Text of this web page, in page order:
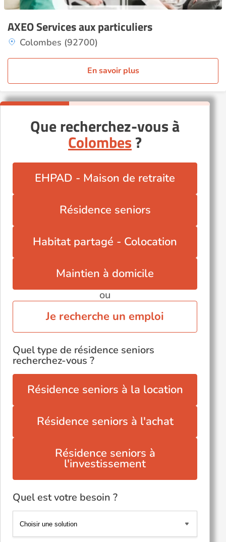
AXEO Services aux particuliers
Colombes (92700)
En savoir plus
Que recherchez-vous à
Colombes?
EHPAD - Maison de retraite
Résidence seniors
Habitat partagé - Colocation
Maintien à domicile
ou
Je recherche un emploi
Quel type de résidence seniors
recherchez-vous ?
Résidence seniors à la location
Résidence seniors à l'achat
Résidence seniors à
l'investissement
Quel est votre besoin ?